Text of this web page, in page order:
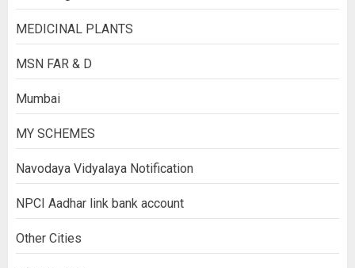
MEDICINAL PLANTS
MSN FAR & D
Mumbai
MY SCHEMES
Navodaya Vidyalaya Notification
NPCI Aadhar link bank account
Other Cities